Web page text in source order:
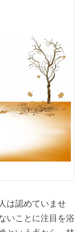
は認めていませ
いことに注目を浴